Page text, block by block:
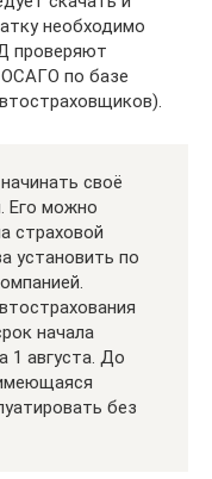
необходимо
проверяют
ОСАГО по базе
своё
Его можно
страховой
установить по
начала
1 августа. До
без